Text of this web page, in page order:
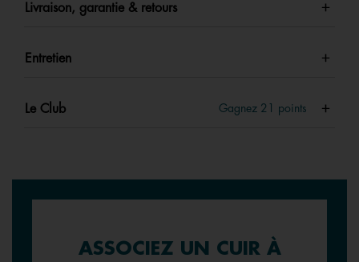
Livraison, garantie & retours
Entretien
Le Club Gagnez 21 points
ASSOCIEZ UN CUIR À